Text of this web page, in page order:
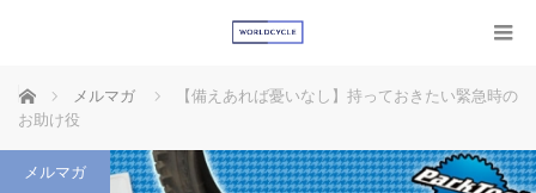
ホーム メルマガ
【備えあれば憂いなし】持っておきたい緊急時の
お助け役
メルマガ